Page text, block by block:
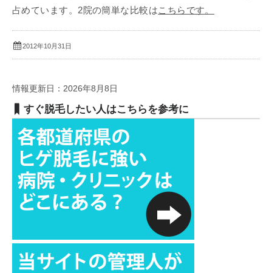
占めています。2院の簡単な比較はこちらです。
2012年10月31日
情報更新日：2026年8月8日
すぐ脱毛したい人はこちらを参考に